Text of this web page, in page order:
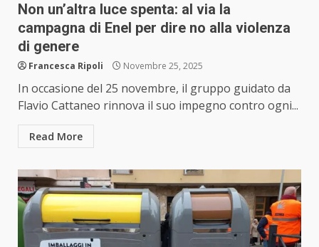
Non un’altra luce spenta: al via la
campagna di Enel per dire no alla violenza
di genere
Francesca Ripoli Novembre 25, 2025
In occasione del 25 novembre, il gruppo guidato da
Flavio Cattaneo rinnova il suo impegno contro ogni...
Read More